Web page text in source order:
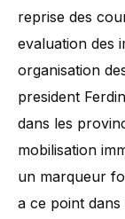
reprise des
evaluation des
organisation
president
dans les
mobilisation
un marqueur
a ce point